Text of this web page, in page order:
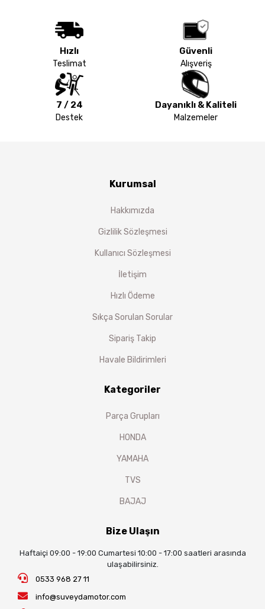
Hızlı
Teslimat
Güvenli
Alışveriş
7 / 24
Destek
Dayanıklı & Kaliteli
Malzemeler
Kurumsal
Hakkımızda
Gizlilik Sözleşmesi
Kullanıcı Sözleşmesi
İletişim
Hızlı Ödeme
Sıkça Sorulan Sorular
Sipariş Takip
Havale Bildirimleri
Kategoriler
Parça Grupları
HONDA
YAMAHA
TVS
BAJAJ
Bize Ulaşın
Haftaiçi 09:00 - 19:00 Cumartesi 10:00 - 17:00 saatleri arasında
ulaşabilirsiniz.
0533 968 27 11
info@suveydamotor.com